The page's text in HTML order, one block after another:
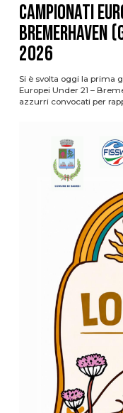
Campionati
Bremerhaven
2026
Si è svolta oggi la prima
Europei Under 21 –
azzurri convocati per